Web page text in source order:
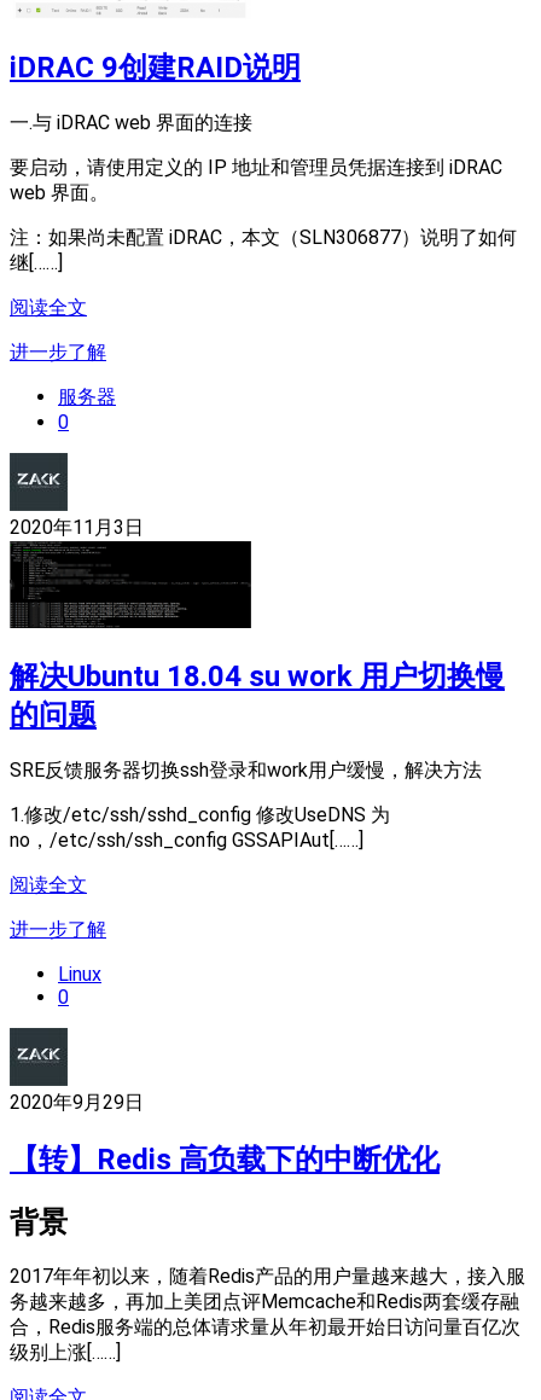
iDRAC 9创建RAID说明
一.与 iDRAC web 界面的连接
要启动，请使用定义的 IP 地址和管理员凭据连接到 iDRAC
web 界面。
注：如果尚未配置 iDRAC，本文（SLN306877）说明了如何
继[……]
阅读全文
进一步了解
服务器
0
2020年11月3日
解决Ubuntu 18.04 su work 用户切换慢
的问题
SRE反馈服务器切换ssh登录和work用户缓慢，解决方法
1.修改/etc/ssh/sshd_config 修改UseDNS 为
no，/etc/ssh/ssh_config GSSAPIAut[……]
阅读全文
进一步了解
Linux
0
2020年9月29日
【转】Redis 高负载下的中断优化
背景
2017年年初以来，随着Redis产品的用户量越来越大，接入服
务越来越多，再加上美团点评Memcache和Redis两套缓存融
合，Redis服务端的总体请求量从年初最开始日访问量百亿次
级别上涨[……]